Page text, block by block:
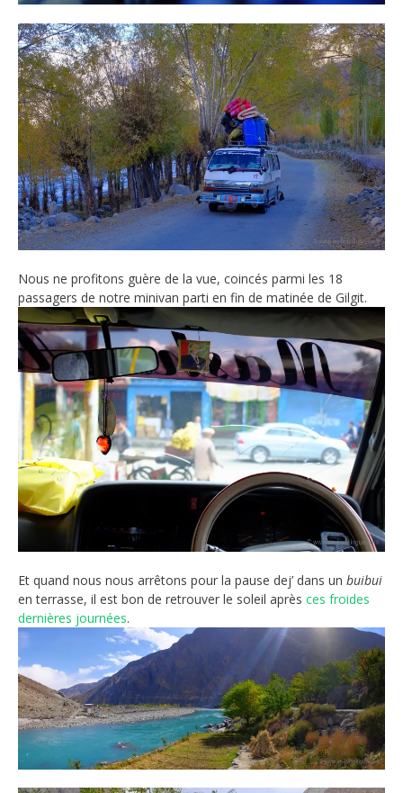
Nous ne profitons guère de la vue, coincés parmi les 18
passagers de notre minivan parti en fin de matinée de Gilgit.
Et quand nous nous arrêtons pour la pause dej’ dans un buibui
en terrasse, il est bon de retrouver le soleil après ces froides
dernières journées.